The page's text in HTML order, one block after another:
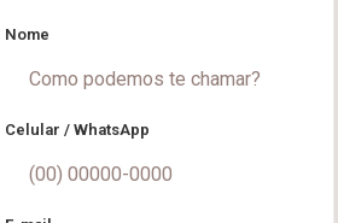
Nome
Celular / WhatsApp